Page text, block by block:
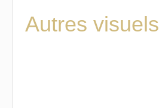
Autres visuels